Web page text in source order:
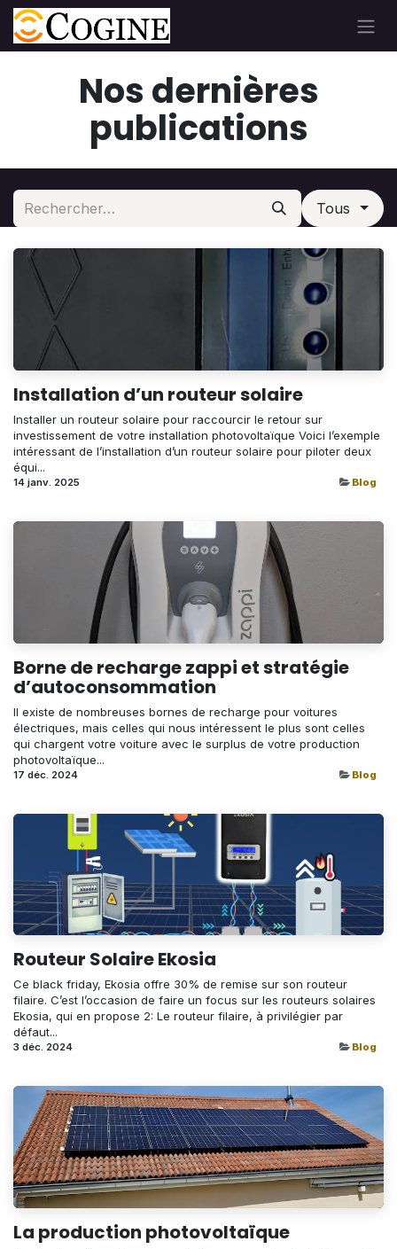
Se rendre au contenu
Nos dernières
publications
Tous
Installation d’un routeur solaire
Installer un routeur solaire pour raccourcir le retour sur
investissement de votre installation photovoltaïque Voici l’exemple
intéressant de l’installation d’un routeur solaire pour piloter deux
équi...
14 janv. 2025 Blog
Borne de recharge zappi et stratégie
d’autoconsommation
Il existe de nombreuses bornes de recharge pour voitures
électriques, mais celles qui nous intéressent le plus sont celles
qui chargent votre voiture avec le surplus de votre production
photovoltaïque...
17 déc. 2024 Blog
Routeur Solaire Ekosia
Ce black friday, Ekosia offre 30% de remise sur son routeur
filaire. C’est l’occasion de faire un focus sur les routeurs solaires
Ekosia, qui en propose 2: Le routeur filaire, à privilégier par
défaut...
3 déc. 2024 Blog
La production photovoltaïque